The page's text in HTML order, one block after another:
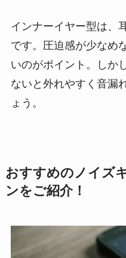
インナーイヤー型は、
です。圧迫感が少なめ
いのがポイント。しか
ないと外れやすく音漏
ょう。
おすすめのノイズ
ンをご紹介！